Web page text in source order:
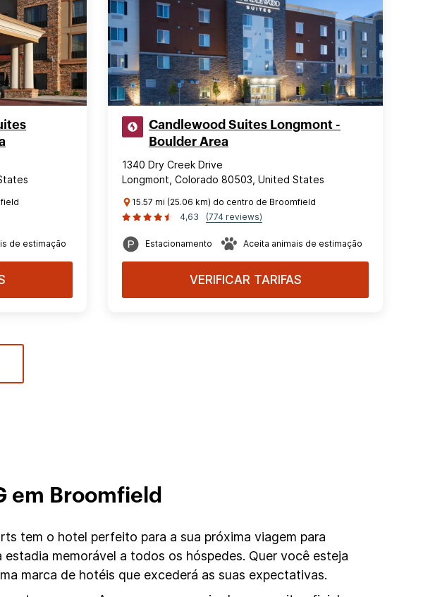
de estimação
Candlewood Suites Longmont -
Boulder Area
1340 Dry Creek Drive
Longmont, Colorado 80503, United States
15.57 mi (25.06 km) do centro de Broomfield
4,63
(774 reviews)
Estacionamento Aceita animais de estimação
VERIFICAR TARIFAS
em Broomfield
tem o hotel perfeito para a sua próxima viagem para
memorável a todos os hóspedes. Quer você esteja
marca de hotéis que excederá as suas expectativas.